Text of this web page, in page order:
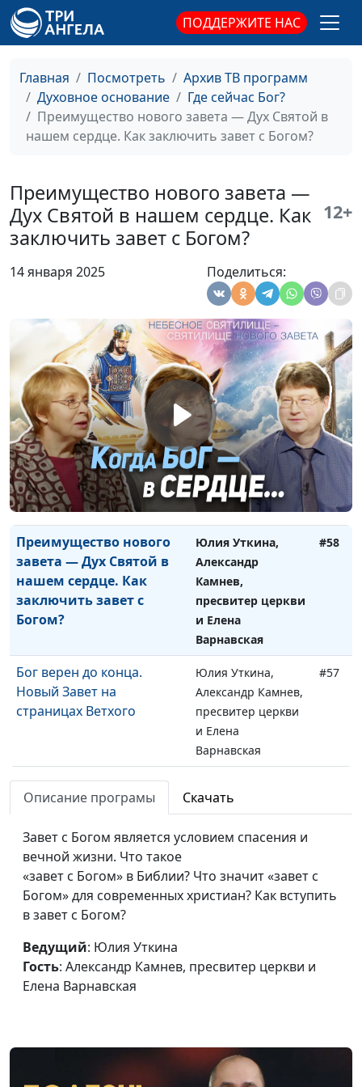
ПОДДЕРЖИТЕ НАС
Главная Посмотреть
Архив ТВ программ
Духовное основание
Где сейчас Бог?
Преимущество нового завета — Дух Святой в
нашем сердце. Как заключить завет с Богом?
Преимущество нового завета —
Дух Святой в нашем сердце. Как
заключить завет с Богом?
12+
14 января 2025 Поделиться:
может простить. Почему
пал сатана?
пресвитер церкви
и Елена
Плод Святого Духа, или
Как победить себя
Юлия Уткина,
Александр Камнев,
пресвитер церкви
Борьба Духа и плоти. Что
побеждает и почему?
Юлия Уткина,
Александр Камнев,
пресвитер церкви
и Елена
Варнавская
#61
Родиться от Святого
Духа. Возможно ли это
нам?
Юлия Уткина,
Александр Камнев,
пресвитер церкви
и Елена
Варнавская
Необходимое условие
заключение завета. Как
получить Духа Святого?
Юлия Уткина,
Александр Камнев,
пресвитер церкви
и Елена
Варнавская
#59
Преимущество нового
завета — Дух Святой в
нашем сердце. Как
заключить завет с
Богом?
Юлия Уткина,
Александр
Камнев,
пресвитер церкви
и Елена
Варнавская
#58
Бог верен до конца.
Новый Завет на
страницах Ветхого
Юлия Уткина,
Александр Камнев,
пресвитер церкви
и Елена
Варнавская
#57
Можем ли мы сегодня
находиться в ветхом
Александр Камнев,
и Елена
Как мы можем делать
дела Христа? Деяния
Юлия Уткина,
Варнавская
#55
и Елена
Варнавская
Описание програмы Скачать
Завет с Богом является условием спасения и
вечной жизни. Что такое
«завет с Богом» в Библии? Что значит «завет с
Богом» для современных христиан? Как вступить
в завет с Богом?
Ведущий: Юлия Уткина
Гость: Александр Камнев, пресвитер церкви и
Елена Варнавская